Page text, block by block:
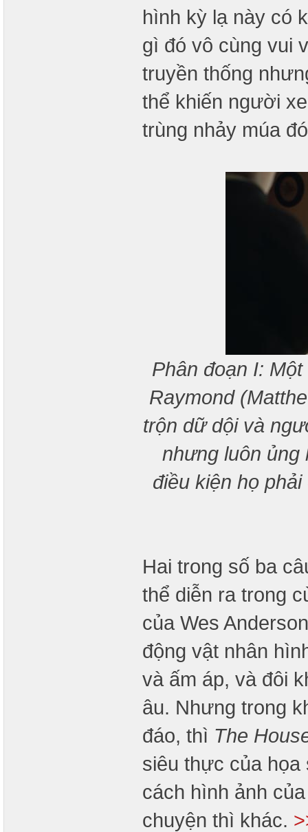
hình kỳ lạ này có
gì đó vô cùng vui
truyền thống
thể khiến người
trùng nhảy múa
Phân đoạn I:
Raymond
trộn dữ dội và
nhưng luôn ủng
điều kiện họ
Hai trong số ba
thể diễn ra trong
của Wes
động vật nhân
và ấm áp, và đôi
âu. Nhưng trong
đáo, thì The
siêu thực của
cách hình ảnh
chuyện thì khác.